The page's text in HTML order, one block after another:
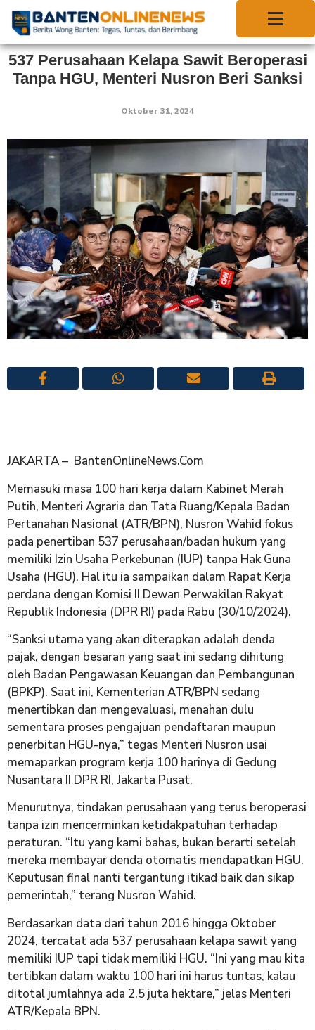
537 Perusahaan Kelapa Sawit Beroperasi
Tanpa HGU, Menteri Nusron Beri Sanksi
Oktober 31, 2024
JAKARTA – BantenOnlineNews.Com
Memasuki masa 100 hari kerja dalam Kabinet Merah
Putih, Menteri Agraria dan Tata Ruang/Kepala Badan
Pertanahan Nasional (ATR/BPN), Nusron Wahid fokus
pada penertiban 537 perusahaan/badan hukum yang
memiliki Izin Usaha Perkebunan (IUP) tanpa Hak Guna
Usaha (HGU). Hal itu ia sampaikan dalam Rapat Kerja
perdana dengan Komisi II Dewan Perwakilan Rakyat
Republik Indonesia (DPR RI) pada Rabu (30/10/2024).
“Sanksi utama yang akan diterapkan adalah denda
pajak, dengan besaran yang saat ini sedang dihitung
oleh Badan Pengawasan Keuangan dan Pembangunan
(BPKP). Saat ini, Kementerian ATR/BPN sedang
menertibkan dan mengevaluasi, menahan dulu
sementara proses pengajuan pendaftaran maupun
penerbitan HGU-nya,” tegas Menteri Nusron usai
memaparkan program kerja 100 harinya di Gedung
Nusantara II DPR RI, Jakarta Pusat.
Menurutnya, tindakan perusahaan yang terus beroperasi
tanpa izin mencerminkan ketidakpatuhan terhadap
peraturan. “Itu yang kami bahas, bukan berarti setelah
mereka membayar denda otomatis mendapatkan HGU.
Keputusan final nanti tergantung itikad baik dan sikap
pemerintah,” terang Nusron Wahid.
Berdasarkan data dari tahun 2016 hingga Oktober
2024, tercatat ada 537 perusahaan kelapa sawit yang
memiliki IUP tapi tidak memiliki HGU. “Ini yang mau kita
tertibkan dalam waktu 100 hari ini harus tuntas, kalau
ditotal jumlahnya ada 2,5 juta hektare,” jelas Menteri
ATR/Kepala BPN.